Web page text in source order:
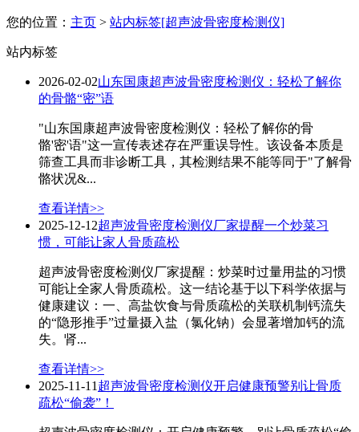
您的位置： 主页 > 站内标签[超声波骨密度检测仪]
站内标签
2026-02-02山东国康超声波骨密度检测仪：轻松了解你
的骨骼“密”语
"山东国康超声波骨密度检测仪：轻松了解你的骨
骼'密'语"这一宣传表述存在严重误导性。该设备本质是
筛查工具而非诊断工具，其检测结果不能等同于"了解骨
骼状况&...
查看详情>>
2025-12-12超声波骨密度检测仪厂家提醒一个炒菜习
惯，可能让家人骨质疏松
超声波骨密度检测仪厂家提醒：炒菜时过量用盐的习惯
可能让全家人骨质疏松。这一结论基于以下科学依据与
健康建议：一、高盐饮食与骨质疏松的关联机制钙流失
的“隐形推手”过量摄入盐（氯化钠）会显著增加钙的流
失。肾...
查看详情>>
2025-11-11 超声波骨密度检测仪开启健康预警别让骨质
疏松“偷袭”！